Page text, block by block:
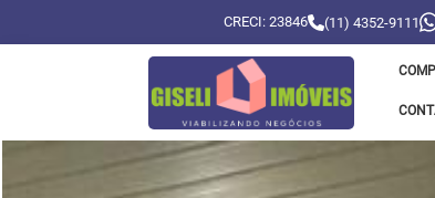
CRECI: 23846 (11) 4352-9111